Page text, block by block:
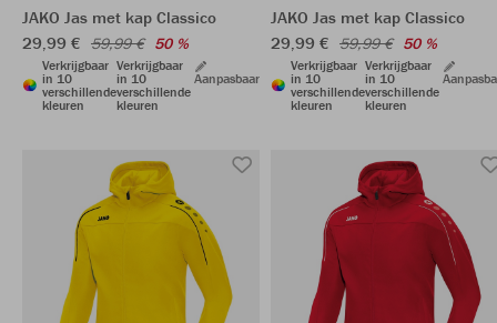
JAKO Jas met kap Classico
29,99 € 59,99 € 50 %
Verkrijgbaar
in 10
verschillende
kleuren
Verkrijgbaar
in 10
verschillende
kleuren
Aanpasbaar
JAKO Jas met kap Classico
29,99 € 59,99 € 50 %
Verkrijgbaar
in 10
verschillende
kleuren
Verkrijgbaar
in 10
verschillende
kleuren